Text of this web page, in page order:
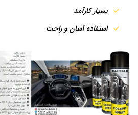
بسیار کارآمد
استفاده آسان و راحت